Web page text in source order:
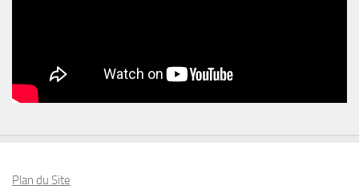
Plan du Site